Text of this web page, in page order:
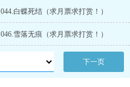
044.白蝶死结（求月票求打赏！）
046.雪落无痕（求月票求打赏！）
下一页